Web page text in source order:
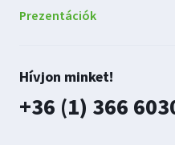
Prezentációk
Lépjen
kapcsolatba
velünk
Hívjon minket!
plusz
+36 (1) 366